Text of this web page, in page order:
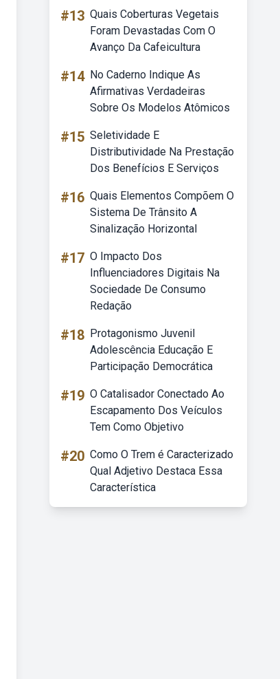
#13 Quais Coberturas Vegetais
Foram Devastadas Com O
Avanço Da Cafeicultura
#14 No Caderno Indique As
Afirmativas Verdadeiras
Sobre Os Modelos Atômicos
#15 Seletividade E
Distributividade Na Prestação
Dos Benefícios E Serviços
#16 Quais Elementos Compõem O
Sistema De Trânsito A
Sinalização Horizontal
#17 O Impacto Dos
Influenciadores Digitais Na
Sociedade De Consumo
Redação
#18 Protagonismo Juvenil
Adolescência Educação E
Participação Democrática
#19 O Catalisador Conectado Ao
Escapamento Dos Veículos
Tem Como Objetivo
#20 Como O Trem é Caracterizado
Qual Adjetivo Destaca Essa
Característica